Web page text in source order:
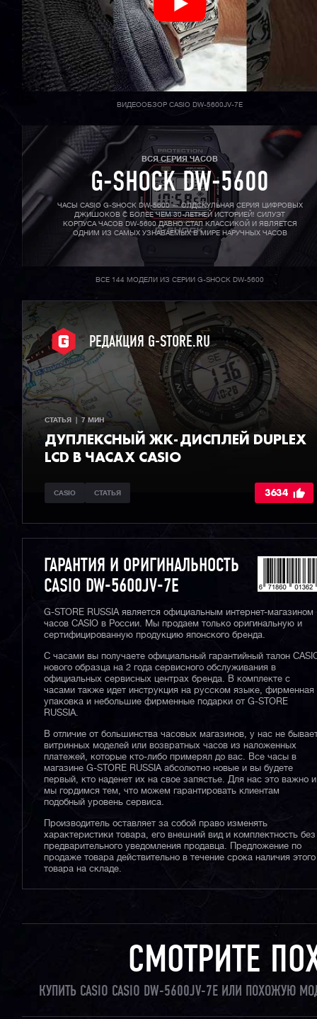
ВИДЕООБЗОР CASIO DW-5600JV-7E
ВСЯ СЕРИЯ ЧАСОВ
G-SHOCK DW-5600
ЧАСЫ CASIO G-SHOCK DW-5600 — ОЛДСКУЛЬНАЯ СЕРИЯ ЦИФРОВЫХ
ДЖИШОКОВ С БОЛЕЕ ЧЕМ 30-ЛЕТНЕЙ ИСТОРИЕЙ! СИЛУЭТ
КОРПУСА ЧАСОВ DW-5600 ДАВНО СТАЛ КЛАССИКОЙ И ЯВЛЯЕТСЯ
ОДНИМ ИЗ САМЫХ УЗНАВАЕМЫХ В МИРЕ НАРУЧНЫХ ЧАСОВ
ВСЕ 144 МОДЕЛИ ИЗ СЕРИИ G-SHOCK DW-5600
РЕДАКЦИЯ G-STORE.RU
СТАТЬЯ  |  7 МИН
ДУПЛЕКСНЫЙ ЖК-ДИСПЛЕЙ DUPLEX
LCD В ЧАСАХ CASIO
CASIO СТАТЬЯ 3634
ГАРАНТИЯ И ОРИГИНАЛЬНОСТЬ
CASIO DW-5600JV-7E
G-STORE RUSSIA является официальным интернет-магазином
часов CASIO в России. Мы продаем только оригинальную и
сертифицированную продукцию японского бренда.
С часами вы получаете официальный гарантийный талон
нового образца на 2 года сервисного обслуживания в
официальных сервисных центрах бренда. В комплекте с
часами также идет инструкция на русском языке, фирменная
упаковка и небольшие фирменные подарки от G-STORE
RUSSIA.
В отличие от большинства часовых магазинов, у нас не
витринных моделей или возвратных часов из наложенных
платежей, которые кто-либо примерял до вас. Все часы в
магазине G-STORE RUSSIA абсолютно новые и вы будете
первый, кто наденет их на свое запястье. Для нас это важно и
мы гордимся тем, что можем гарантировать клиентам
подобный уровень сервиса.
Производитель оставляет за собой право изменять
характеристики товара, его внешний вид и комплектность без
предварительного уведомления продавца. Предложение по
продаже товара действительно в течение срока наличия этого
товара на складе.
СМОТРИТЕ
КУПИТЬ CASIO CASIO DW-5600JV-7E ИЛИ ПОХОЖУЮ